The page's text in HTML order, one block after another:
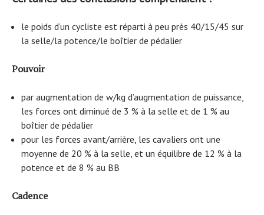
le poids d’un cycliste est réparti à peu près 40/15/45 sur
la selle/la potence/le boîtier de pédalier
Pouvoir
par augmentation de w/kg d’augmentation de puissance,
les forces ont diminué de 3 % à la selle et de 1 % au
boîtier de pédalier
pour les forces avant/arrière, les cavaliers ont une
moyenne de 20 % à la selle, et un équilibre de 12 % à la
potence et de 8 % au BB
Cadence